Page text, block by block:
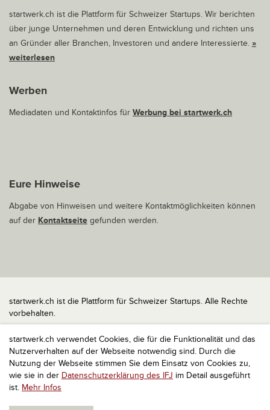
startwerk.ch verwendet Cookies, die für die Funktionalität und das
Nutzerverhalten auf der Webseite notwendig sind. Durch die
Nutzung der Webseite stimmen Sie dem Einsatz von Cookies zu,
wie sie in der Datenschutzerklärung des IFJ im Detail ausgeführt
ist. Mehr Infos
startwerk.ch ist die Plattform für Schweizer Startups. Wir berichten
über junge Unternehmen und deren Entwicklung und richten uns
an Gründer aller Branchen, Investoren und andere Interessierte. »
weiterlesen
Werben
Mediadaten und Kontaktinfos für Werbung bei startwerk.ch
Eure Hinweise
Abgabe von Hinweisen und weitere Kontaktmöglichkeiten können
auf der Kontaktseite gefunden werden.
startwerk.ch ist die Plattform für Schweizer Startups. Alle Rechte
vorbehalten.
Impressum
Kontakt
nach oben